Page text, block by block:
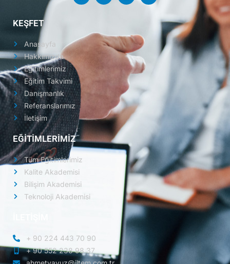
KEŞFET
Anasayfa
Hakkımızda
Eğitimlerimiz
Eğitim Takvimi
Danışmanlık
Referanslarımız
İletişim
EĞİTİMLERİMİZ
Tüm Eğitimlerimiz
Kalite Akademisi
Bilişim Akademisi
Teknoloji Akademisi
+ 90 224 443 70 90
+ 90 552 238 98 37